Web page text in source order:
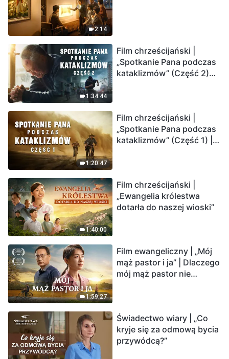
2:14
1:34:44
Film chrześcijański |
„Spotkanie Pana podczas
kataklizmów” (Część 2)
Ludzkość weszła w
odliczanie. Czy znalazłeś
już drogę ocalenia?
1:20:47
Film chrześcijański |
„Spotkanie Pana podczas
kataklizmów” (Część 1) |
1:40:00
Film chrześcijański |
„Ewangelia królestwa
dotarła do naszej wioski”
1:59:27
Film ewangeliczny | „Mój
mąż pastor i ja” | Dlaczego
mój mąż pastor nie
Świadectwo wiary | „Co
kryje się za odmową bycia
przywódcą?”